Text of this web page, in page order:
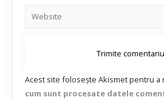
Acest site folosește Akismet pentru a
cum sunt procesate datele